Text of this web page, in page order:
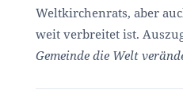
Weltkirchenrats, aber
weit verbreitet ist.
Gemeinde die Welt